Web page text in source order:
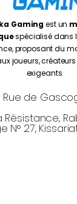
Gamingest un
spécialisé dans
proposant du
joueurs,
exigeants
Rue de
Résistance,
N° 27,